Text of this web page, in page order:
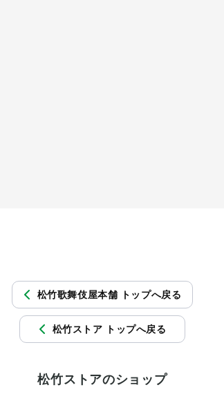
松竹歌舞伎屋本舗 トップへ戻る
松竹ストア トップへ戻る
松竹ストアのショップ